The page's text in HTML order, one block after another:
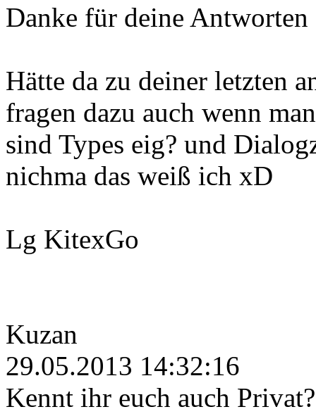
Danke für deine Antworten
Hätte da zu deiner letzten
fragen dazu auch wenn
sind Types eig? und
nichma das weiß ich xD
Lg KitexGo
Kuzan
29.05.2013 14:32:16
Kennt ihr euch auch Privat?